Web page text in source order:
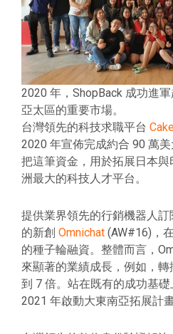
2020 年，ShopBack 成功進
亞太區的重要市場。
台灣領先的科技求職平台
2020 年宣佈完成約合 90 萬
把這筆資金，用於拓展日本
洲最大的科技人才平台。
提供業界領先的行銷機器人訂
的新創 Omnichat (AW#16)，
的種子輪融資。整體而言，
來顯著的業績成長，例如，
到 7 倍。站在既有的成功基
2021 年啟動大東南亞拓展計畫